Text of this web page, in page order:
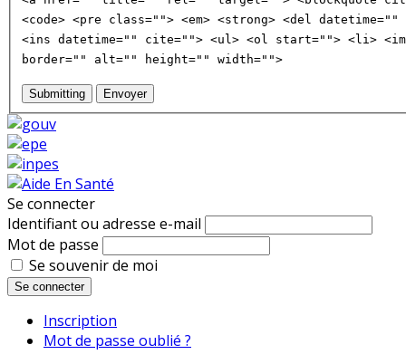
<code> <pre class=""> <em> <strong> <del
<ins datetime="" cite=""> <ul> <ol start=""> <li>
border="" alt="" height="" width="">
Submitting Envoyer
Se connecter
Identifiant ou adresse e-mail
Mot de passe
Se souvenir de moi
Se connecter
Inscription
Mot de passe oublié ?